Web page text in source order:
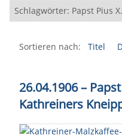
Schlagwörter: Papst Pius X.
Sortieren nach: Titel
26.04.1906 –
Kathreiners